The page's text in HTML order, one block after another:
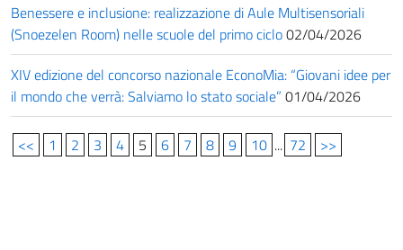
Benessere e inclusione: realizzazione di Aule Multisensoriali
(Snoezelen Room) nelle scuole del primo ciclo02/04/2026
XIV edizione del concorso nazionale EconoMia: “Giovani idee per
il mondo che verrà: Salviamo lo stato sociale” 01/04/2026
<< 1 2 3 4 5 6 7 8 9 10 ... 72 >>